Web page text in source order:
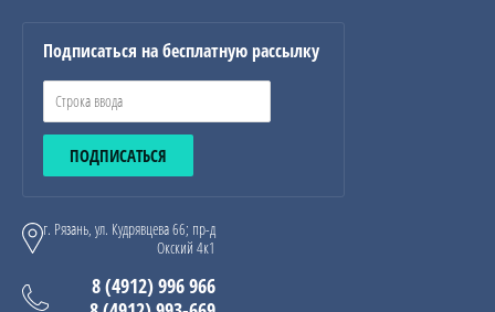
Подписаться на бесплатную рассылку
ПОДПИСАТЬСЯ
г. Рязань, ул. Кудрявцева 66; пр-д
Окский 4к1
8 (4912) 996 966